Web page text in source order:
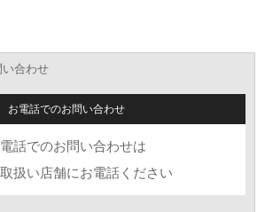
合わせ
お電話でのお問い合わせ
話でのお問い合わせは
扱い店舗にお電話ください